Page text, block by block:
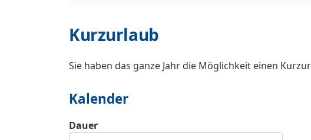
Kurzurlaub
Sie haben das ganze Jahr die Möglichkeit einen
Kalender
Dauer